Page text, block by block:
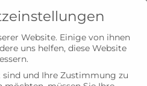
Website. Einige von ihnen
uns helfen, diese Website
sind und Ihre Zustimmung zu